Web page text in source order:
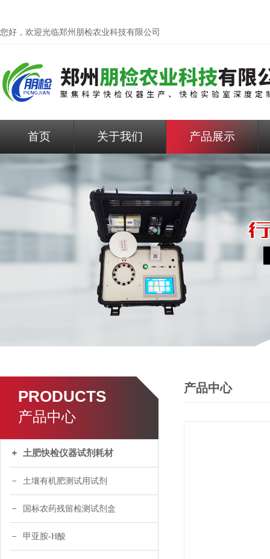
您好，欢迎光临郑州朋检农业科技有限公司
首页 关于我们 产品展示
PRODUCTS
产品中心
土肥快检仪器试剂耗材
土壤有机肥测试用试剂
国标农药残留检测试剂盒
甲亚胺-H酸
产品中心